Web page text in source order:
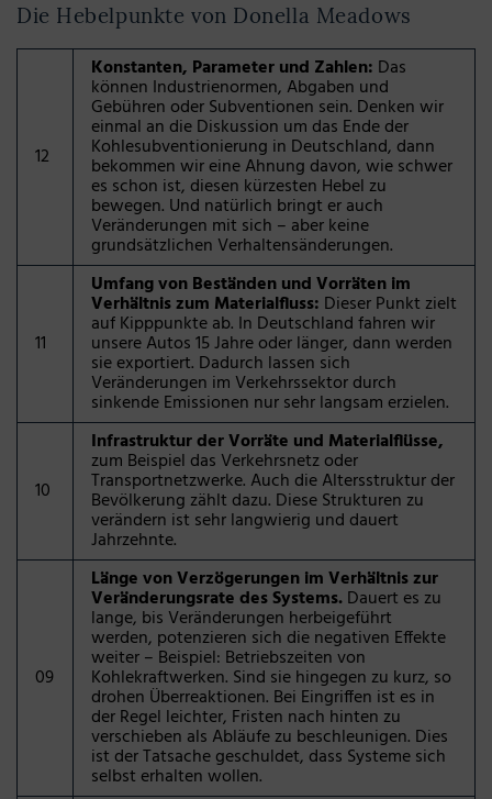
Die Hebelpunkte von Donella Meadows
12
Konstanten, Parameter und Zahlen: Das
können Industrienormen, Abgaben und
Gebühren oder Subventionen sein. Denken wir
einmal an die Diskussion um das Ende der
Kohlesubventionierung in Deutschland, dann
bekommen wir eine Ahnung davon, wie schwer
es schon ist, diesen kürzesten Hebel zu
bewegen. Und natürlich bringt er auch
Veränderungen mit sich – aber keine
grundsätzlichen Verhaltensänderungen.
11
Umfang von Beständen und Vorräten im
Verhältnis zum Materialfluss: Dieser Punkt zielt
auf Kipppunkte ab. In Deutschland fahren wir
unsere Autos 15 Jahre oder länger, dann werden
sie exportiert. Dadurch lassen sich
Veränderungen im Verkehrssektor durch
sinkende Emissionen nur sehr langsam erzielen.
10
Infrastruktur der Vorräte und Materialflüsse,
zum Beispiel das Verkehrsnetz oder
Transportnetzwerke. Auch die Altersstruktur der
Bevölkerung zählt dazu. Diese Strukturen zu
verändern ist sehr langwierig und dauert
Jahrzehnte.
09
Länge von Verzögerungen im Verhältnis zur
Veränderungsrate des Systems.Dauert es zu
lange, bis Veränderungen herbeigeführt
werden, potenzieren sich die negativen Effekte
weiter – Beispiel: Betriebszeiten von
Kohlekraftwerken. Sind sie hingegen zu kurz, so
drohen Überreaktionen. Bei Eingriffen ist es in
der Regel leichter, Fristen nach hinten zu
verschieben als Abläufe zu beschleunigen. Dies
ist der Tatsache geschuldet, dass Systeme sich
selbst erhalten wollen.